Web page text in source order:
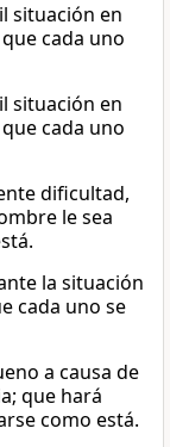
situación en
cada uno
situación en
cada uno
dificultad,
le sea
la situación
cada uno se
a causa de
que hará
como está.